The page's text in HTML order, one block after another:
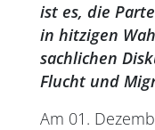
ist es, die
in hitzigen
sachlichen
Flucht und
Am 01.